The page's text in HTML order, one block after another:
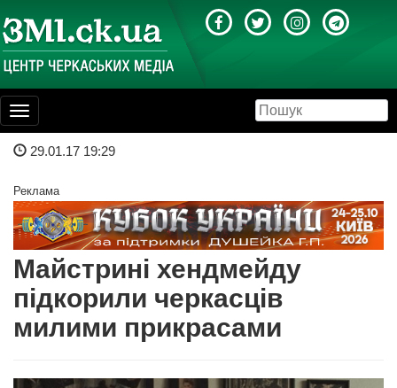
Toggle
navigation
29.01.17 19:29
Реклама
Майстрині хендмейду
підкорили черкасців
милими прикрасами